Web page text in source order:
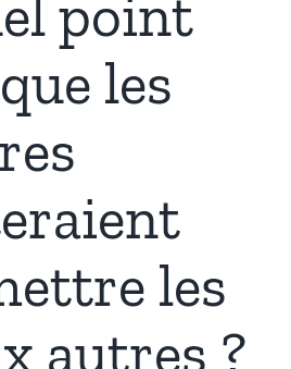
point
les
les
autres ?